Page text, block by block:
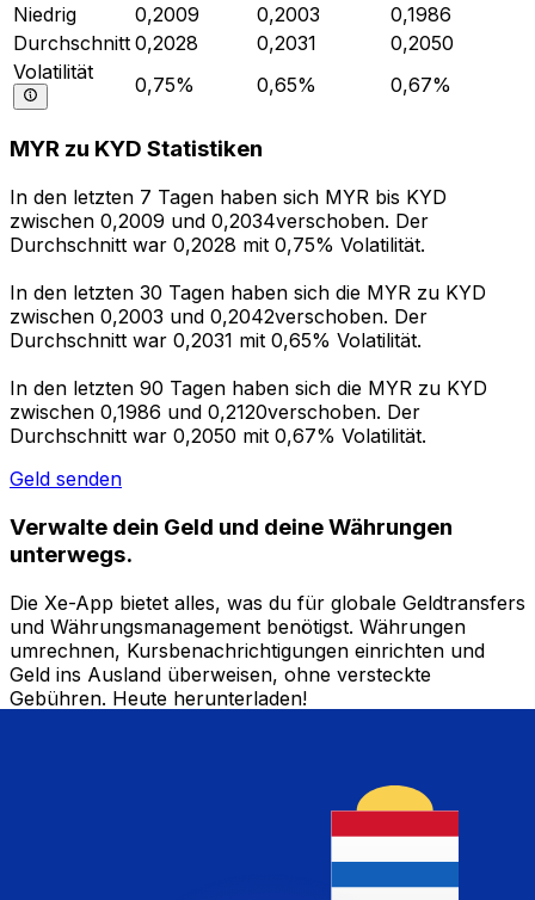
Niedrig
0,2009 0,2003
0,1986
Durchschnitt 0,2028 0,2031
0,2050
Volatilität
0,75% 0,65% 0,67%
MYR zu KYD Statistiken
In den letzten 7 Tagen haben sich MYR bis KYD
zwischen 0,2009 und 0,2034verschoben. Der
Durchschnitt war 0,2028 mit 0,75% Volatilität.
In den letzten 30 Tagen haben sich die MYR zu KYD
zwischen 0,2003 und 0,2042verschoben. Der
Durchschnitt war 0,2031 mit 0,65% Volatilität.
In den letzten 90 Tagen haben sich die MYR zu KYD
zwischen 0,1986 und 0,2120verschoben. Der
Durchschnitt war 0,2050 mit 0,67% Volatilität.
Geld senden
Verwalte dein Geld und deine Währungen
unterwegs.
Die Xe-App bietet alles, was du für globale Geldtransfers
und Währungsmanagement benötigst. Währungen
umrechnen, Kursbenachrichtigungen einrichten und
Geld ins Ausland überweisen, ohne versteckte
Gebühren. Heute herunterladen!